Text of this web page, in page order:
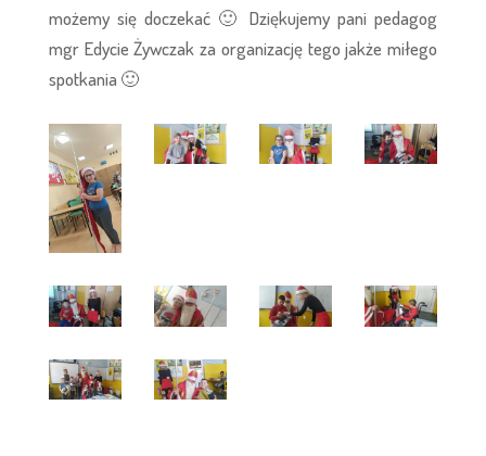
możemy się doczekać 🙂 Dziękujemy pani pedagog
mgr Edycie Żywczak za organizację tego jakże miłego
spotkania 🙂